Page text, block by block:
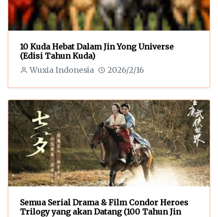
10 Kuda Hebat Dalam Jin Yong Universe
(Edisi Tahun Kuda)
Wuxia Indonesia 2026/2/16
Semua Serial Drama & Film Condor Heroes
Trilogy yang akan Datang (100 Tahun Jin